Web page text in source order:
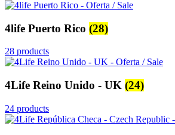
4life Puerto Rico (28)
28 products
4Life Reino Unido - UK (24)
24 products